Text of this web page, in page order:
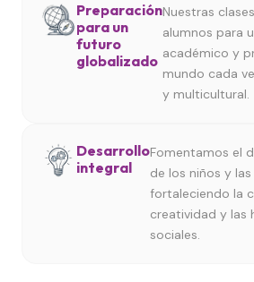
Preparación
para un
futuro
globalizado
Nuestras
alumnos para
académico y
mundo cada
y multicultural.
Desarrollo
integral
Fomentamos el
de los niños y las
fortaleciendo la
creatividad y las
sociales.